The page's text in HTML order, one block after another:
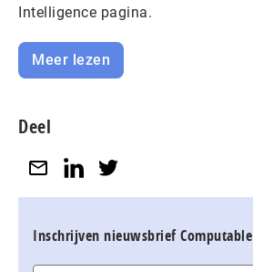
Intelligence pagina.
Meer lezen
Deel
Inschrijven nieuwsbrief Computable